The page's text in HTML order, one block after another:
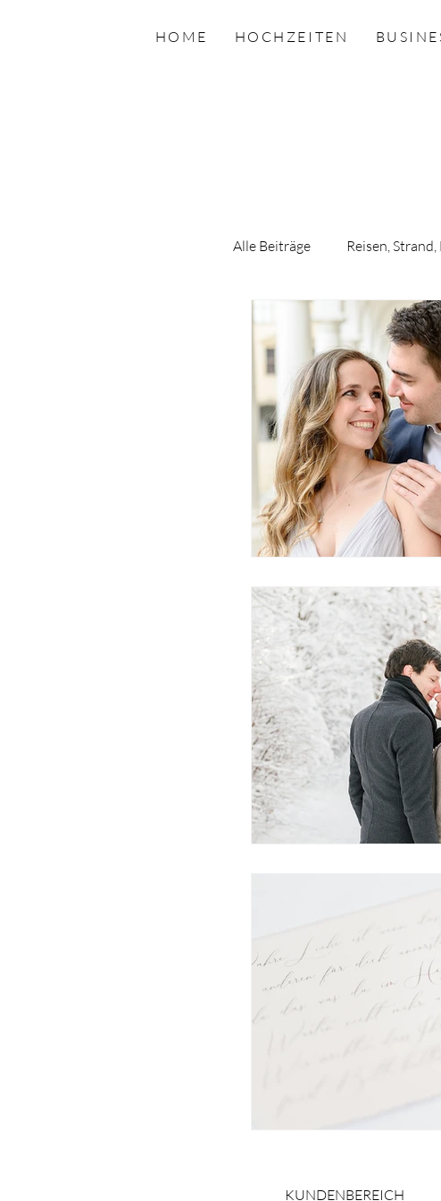
HOME HOCHZEITEN
Alle Beiträge Reisen,
wedding, Hochzeit, boda
Hochzeitsfotograflindau
couple Branding
KUNDENBEREICH